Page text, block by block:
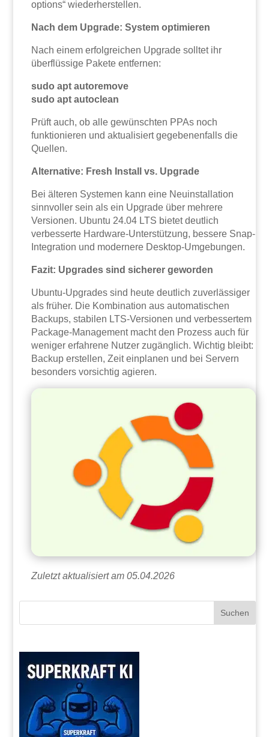
options“ wiederherstellen.
Nach dem Upgrade: System optimieren
Nach einem erfolgreichen Upgrade solltet ihr
überflüssige Pakete entfernen:
sudo apt autoremove
sudo apt autoclean
Prüft auch, ob alle gewünschten PPAs noch
funktionieren und aktualisiert gegebenenfalls die
Quellen.
Alternative: Fresh Install vs. Upgrade
Bei älteren Systemen kann eine Neuinstallation
sinnvoller sein als ein Upgrade über mehrere
Versionen. Ubuntu 24.04 LTS bietet deutlich
verbesserte Hardware-Unterstützung, bessere Snap-
Integration und modernere Desktop-Umgebungen.
Fazit: Upgrades sind sicherer geworden
Ubuntu-Upgrades sind heute deutlich zuverlässiger
als früher. Die Kombination aus automatischen
Backups, stabilen LTS-Versionen und verbessertem
Package-Management macht den Prozess auch für
weniger erfahrene Nutzer zugänglich. Wichtig bleibt:
Backup erstellen, Zeit einplanen und bei Servern
besonders vorsichtig agieren.
Zuletzt aktualisiert am 05.04.2026